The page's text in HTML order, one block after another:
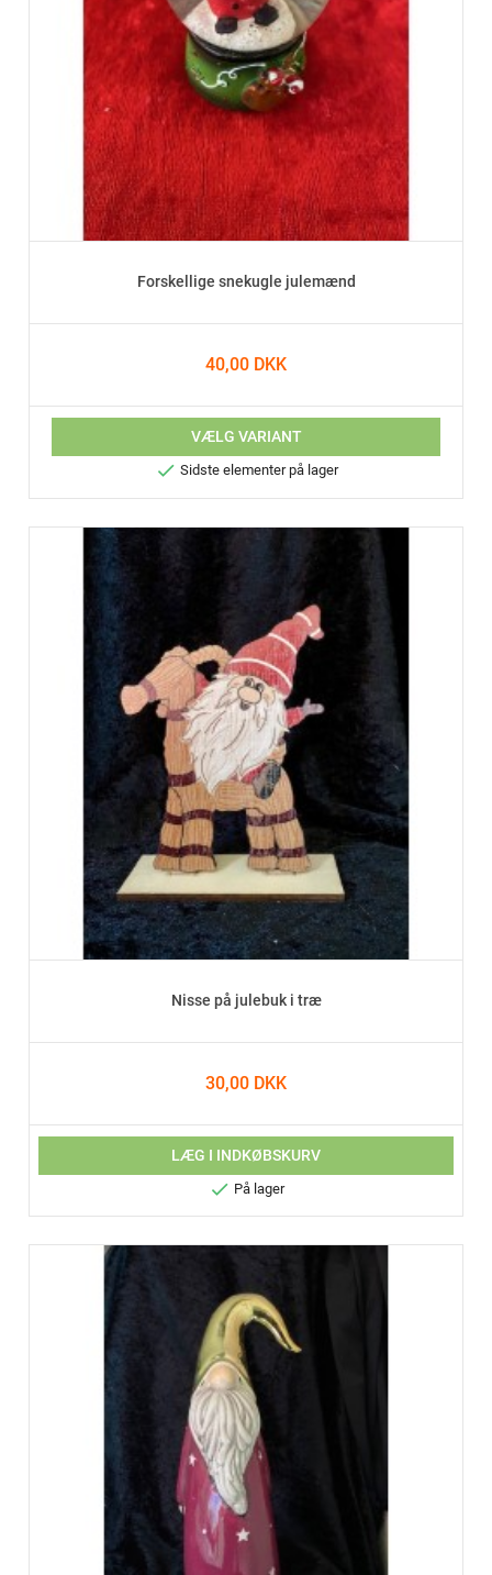
Forskellige snekugle julemænd
40,00 DKK
VÆLG VARIANT
 Sidste elementer på lager
Nisse på julebuk i træ
30,00 DKK
LÆG I INDKØBSKURV
 På lager